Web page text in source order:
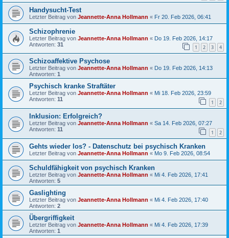
Handysucht-Test
Letzter Beitrag von Jeannette-Anna Hollmann « Fr 20. Feb 2026, 06:41
Schizophrenie
Letzter Beitrag von Jeannette-Anna Hollmann « Do 19. Feb 2026, 14:17
Antworten: 31 1 2 3 4
Schizoaffektive Psychose
Letzter Beitrag von Jeannette-Anna Hollmann « Do 19. Feb 2026, 14:13
Antworten: 1
Psychisch kranke Straftäter
Letzter Beitrag von Jeannette-Anna Hollmann « Mi 18. Feb 2026, 23:59
Antworten: 11 1 2
Inklusion: Erfolgreich?
Letzter Beitrag von Jeannette-Anna Hollmann « Sa 14. Feb 2026, 07:27
Antworten: 11 1 2
Gehts wieder los? - Datenschutz bei psychisch Kranken
Letzter Beitrag von Jeannette-Anna Hollmann « Mo 9. Feb 2026, 08:54
Schuldfähigkeit von psychisch Kranken
Letzter Beitrag von Jeannette-Anna Hollmann « Mi 4. Feb 2026, 17:41
Antworten: 5
Gaslighting
Letzter Beitrag von Jeannette-Anna Hollmann « Mi 4. Feb 2026, 17:40
Antworten: 2
Übergriffigkeit
Letzter Beitrag von Jeannette-Anna Hollmann « Mi 4. Feb 2026, 17:39
Antworten: 1